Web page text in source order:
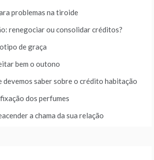
problemas na tiroide
renegociar ou consolidar créditos?
de graça
bem o outono
devemos saber sobre o crédito habitação
dos perfumes
a chama da sua relação